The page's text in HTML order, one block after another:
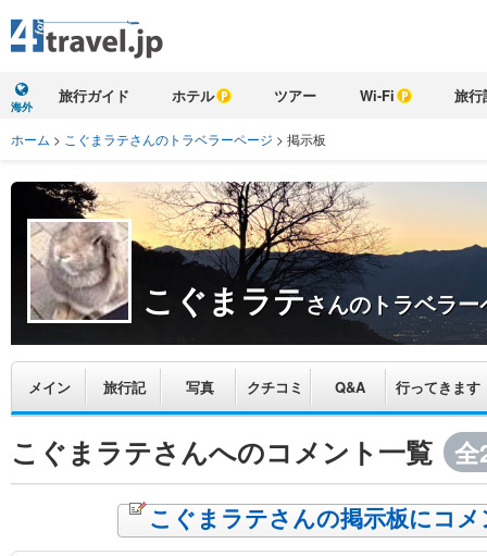
海外
旅行ガイド ホテル ツアー Wi-Fi 旅行
ホーム > こぐまラテさんのトラベラーページ > 掲示板
こぐまラテさんのトラベラー
メイン 旅行記 写真 クチコミ Q&A 行ってきます
こぐまラテさんへのコメント一覧 全
こぐまラテさんの掲示板にコ